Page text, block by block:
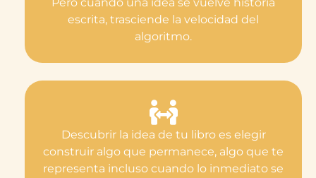
escrita, trasciende la velocidad del
algoritmo.
Descubrir la idea de tu libro es elegir
construir algo que permanece, algo que te
representa incluso cuando lo inmediato se